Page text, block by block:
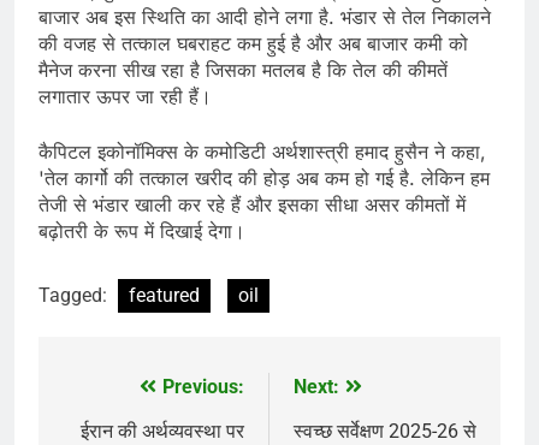
बाजार अब इस स्थिति का आदी होने लगा है. भंडार से तेल निकालने
की वजह से तत्काल घबराहट कम हुई है और अब बाजार कमी को
मैनेज करना सीख रहा है जिसका मतलब है कि तेल की कीमतें
लगातार ऊपर जा रही हैं।
कैपिटल इकोनॉमिक्स के कमोडिटी अर्थशास्त्री हमाद हुसैन ने कहा,
'तेल कार्गो की तत्काल खरीद की होड़ अब कम हो गई है. लेकिन हम
तेजी से भंडार खाली कर रहे हैं और इसका सीधा असर कीमतों में
बढ़ोतरी के रूप में दिखाई देगा।
Tagged: featured oil
navigation
Previous:
ईरान की अर्थव्यवस्था पर
Next:
स्वच्छ सर्वेक्षण 2025-26 से